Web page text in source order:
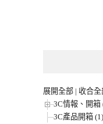
展開全部 | 收合全
3C情報、開箱
3C產品開箱 (1)